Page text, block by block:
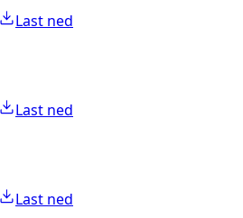
Last ned
Last ned
Last ned